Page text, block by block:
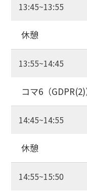
13:45~13:55
休憩
13:55~14:45
コマ6（GDPR(2)
14:45~14:55
休憩
14:55~15:50